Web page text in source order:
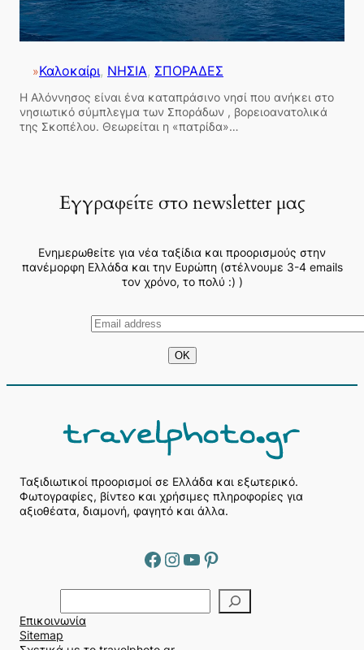
»Καλοκαίρι, ΝΗΣΙΑ, ΣΠΟΡΑΔΕΣ
Η Αλόννησος είναι ένα καταπράσινο νησί που ανήκει στο
νησιωτικό σύμπλεγμα των Σποράδων , βορειοανατολικά
της Σκοπέλου. Θεωρείται η «πατρίδα»…
Εγγραφείτε στο newsletter μας
Ενημερωθείτε για νέα ταξίδια και προορισμούς στην
πανέμορφη Ελλάδα και την Ευρώπη (στέλνουμε 3-4 emails
τον χρόνο, το πολύ :) )
Ταξιδιωτικοί προορισμοί σε Ελλάδα και εξωτερικό.
Φωτογραφίες, βίντεο και χρήσιμες πληροφορίες για
αξιοθέατα, διαμονή, φαγητό και άλλα.
Facebook Instagram YouTube Pinterest
ν
α
Επικοινωνία
Sitemap